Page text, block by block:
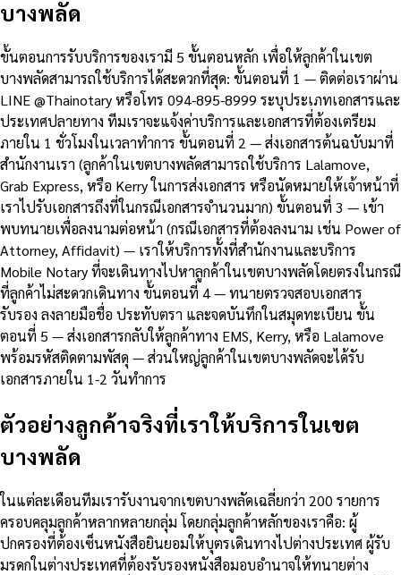
บางพลัด
ขั้นตอนการรับบริการของเรามี 5 ขั้นตอนหลัก เพื่อให้ลูกค้าในเขต
บางพลัดสามารถใช้บริการได้สะดวกที่สุด: ขั้นตอนที่ 1 — ติดต่อเราผ่าน
LINE @Thainotary หรือโทร 094-895-8999 ระบุประเภทเอกสารและ
ประเทศปลายทาง ทีมเราจะแจ้งค่าบริการและเอกสารที่ต้องเตรียม
ภายใน 1 ชั่วโมงในเวลาทำการ ขั้นตอนที่ 2 — ส่งเอกสารต้นฉบับมาที่
สำนักงานเรา (ลูกค้าในเขตบางพลัดสามารถใช้บริการ Lalamove,
Grab Express, หรือ Kerry ในการส่งเอกสาร หรือนัดหมายให้เจ้าหน้าที่
เราไปรับเอกสารถึงที่ในกรณีเอกสารจำนวนมาก) ขั้นตอนที่ 3 — เข้า
พบทนายเพื่อลงนามต่อหน้า (กรณีเอกสารที่ต้องลงนาม เช่น Power of
Attorney, Affidavit) — เราให้บริการทั้งที่สำนักงานและบริการ
Mobile Notary ที่จะเดินทางไปหาลูกค้าในเขตบางพลัดโดยตรงในกรณี
ที่ลูกค้าไม่สะดวกเดินทาง ขั้นตอนที่ 4 — ทนายตรวจสอบเอกสาร
รับรอง ลงลายมือชื่อ ประทับตรา และจดบันทึกในสมุดทะเบียน ขั้น
ตอนที่ 5 — ส่งเอกสารกลับให้ลูกค้าทาง EMS, Kerry, หรือ Lalamove
พร้อมรหัสติดตามพัสดุ — ส่วนใหญ่ลูกค้าในเขตบางพลัดจะได้รับ
เอกสารภายใน 1-2 วันทำการ
ตัวอย่างลูกค้าจริงที่เราให้บริการในเขต
บางพลัด
ในแต่ละเดือนทีมเรารับงานจากเขตบางพลัดเฉลี่ยกว่า 200 รายการ
ครอบคลุมลูกค้าหลากหลายกลุ่ม โดยกลุ่มลูกค้าหลักของเราคือ: ผู้
ปกครองที่ต้องเซ็นหนังสือยินยอมให้บุตรเดินทางไปต่างประเทศ ผู้รับ
มรดกในต่างประเทศที่ต้องรับรองหนังสือมอบอำนาจให้ทนายต่าง